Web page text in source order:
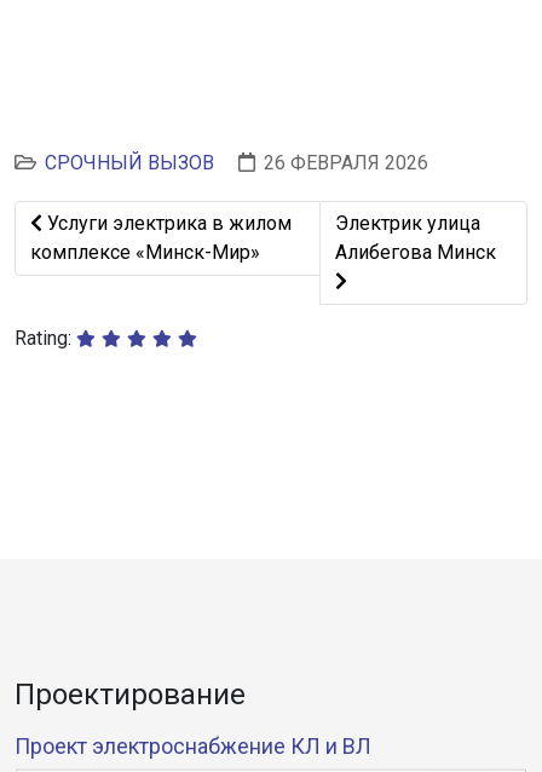
СРОЧНЫЙ ВЫЗОВ 26 ФЕВРАЛЯ 2026
Предыдущий: Услуги электрика в жилом комплексе
Услуги электрика в жилом
комплексе «Минск-Мир»
Следующий:
Электрик улица
Алибегова Минск
Rating:
Проектирование
Проект электроснабжение КЛ и ВЛ